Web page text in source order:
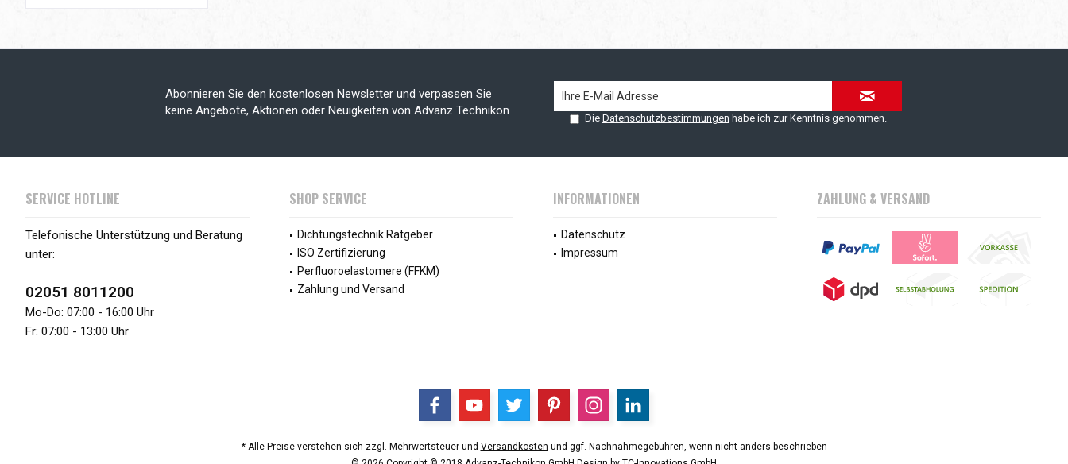
Abonnieren Sie den kostenlosen Newsletter und verpassen Sie
keine Angebote, Aktionen oder Neuigkeiten von Advanz Technikon
Die Datenschutzbestimmungen habe ich zur Kenntnis genommen.
SERVICE HOTLINE
Telefonische Unterstützung und Beratung
unter:
02051 8011200
Mo-Do: 07:00 - 16:00 Uhr
Fr: 07:00 - 13:00 Uhr
SHOP SERVICE
Dichtungstechnik Ratgeber
ISO Zertifizierung
Perfluoroelastomere (FFKM)
Zahlung und Versand
INFORMATIONEN
Datenschutz
Impressum
ZAHLUNG & VERSAND
* Alle Preise verstehen sich zzgl. Mehrwertsteuer und Versandkosten und ggf. Nachnahmegebühren, wenn nicht anders beschrieben